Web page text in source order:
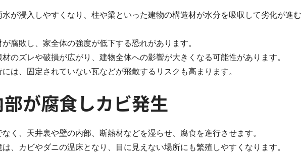
が浸入しやすくなり、柱や梁といった建物の構造材が水分を吸収して劣化が進む
腐敗し、家全体の強度が低下する恐れがあります。
のズレや破損が広がり、建物全体への影響が大きくなる可能性があります。
は、固定されていない瓦などが飛散するリスクも高まります。
が腐食しカビ発生
く、天井裏や壁の内部、断熱材などを湿らせ、腐食を進行させます。
、カビやダニの温床となり、目に見えない場所にも繁殖しやすくなります。